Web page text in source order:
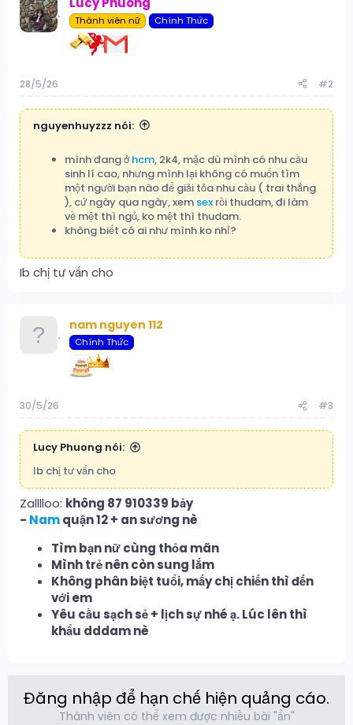
Thành viên nữ Chính Thức
28/5/26 #2
nguyenhuyzzz nói:
mình đang ởhcm, 2k4, mặc dù mình có nhu cầu
sinh lí cao, nhưng mình lại không có muốn tìm
một người bạn nào để giải tỏa nhu cầu ( trai thẳng
), cứ ngày qua ngày, xem sexrồi thudam, đi làm
về mệt thì ngủ, ko mệt thì thudam.
không biết có ai như mình ko nhỉ?
Ib chị tư vấn cho
nam nguyen 112
Chính Thức
30/5/26 #3
Lucy Phuong nói:
Ib chị tư vấn cho
Zalllloo: không 87 910339 bảy
- Namquận 12 + an sương nè
Tìm bạn nữ cùng thỏa mãn
Mình trẻ nên còn sung lắm
Không phân biệt tuổi, mấy chị chiến thì đến
với em
Yêu cầu sạch sẻ + lịch sự nhé ạ. Lúc lên thì
khẩu dddam nè
Đăng nhập để hạn chế hiện quảng cáo.
Thành viên có thể xem được nhiều bài "ẩn"